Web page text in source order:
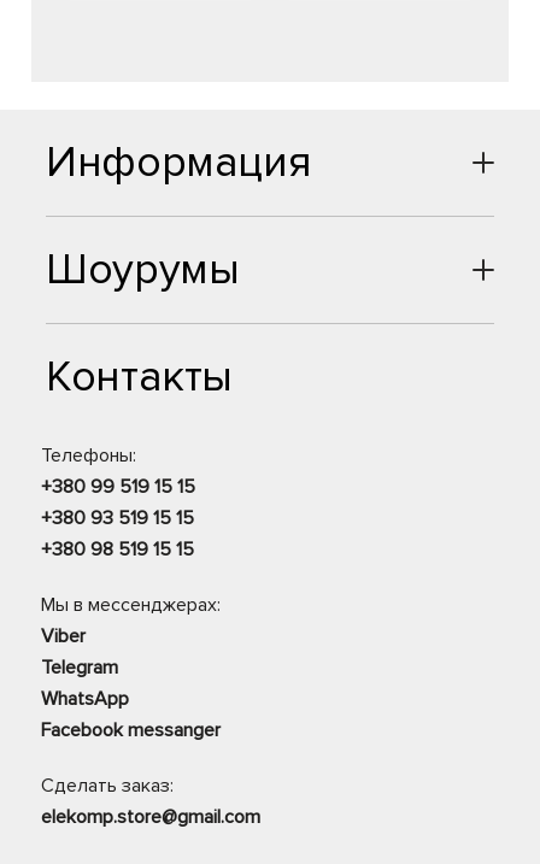
Шоурумы
Контакты
Телефоны:
+380 99 519 15 15
+380 93 519 15 15
+380 98 519 15 15
Мы в мессенджерах:
Viber
Telegram
WhatsApp
Facebook messanger
Сделать заказ:
elekomp.store@gmail.com
Информация